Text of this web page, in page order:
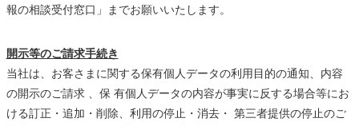
報の相談受付窓口」までお願いいたします。
開示等のご請求手続き
当社は、お客さまに関する保有個人データの利用目的の通知、内容
の開示のご請求 、保 有個人データの内容が事実に反する場合等にお
ける訂正・追加・削除、利用の停止・消去・ 第三者提供の停止のご